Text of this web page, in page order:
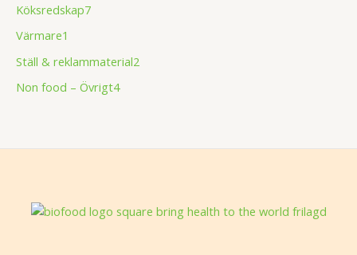
Köksredskap7
Värmare1
Ställ & reklammaterial2
Non food – Övrigt4